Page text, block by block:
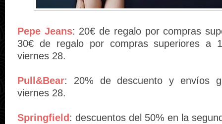
Pepe Jeans: 20€ de regalo por compras
30€ de regalo por compras superiores a
viernes 28.
Pull&Bear: 20% de descuento y envíos
viernes 28.
Springfield: descuentos del 50% en la